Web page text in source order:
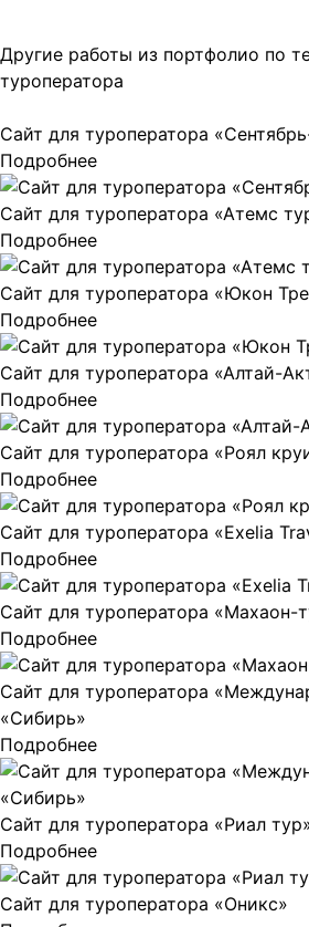
Другие работы из портфолио по
туроператора
Сайт для туроператора
Подробнее
Сайт для туроператора «Атемс
Подробнее
Сайт для туроператора «Юкон
Подробнее
Сайт для туроператора «Алтай-
Подробнее
Сайт для туроператора «Роял
Подробнее
Сайт для туроператора «Exelia
Подробнее
Сайт для туроператора «Махаон-
Подробнее
Сайт для туроператора
«Сибирь»
Подробнее
Сайт для туроператора «Риал
Подробнее
Сайт для туроператора «Оникс»